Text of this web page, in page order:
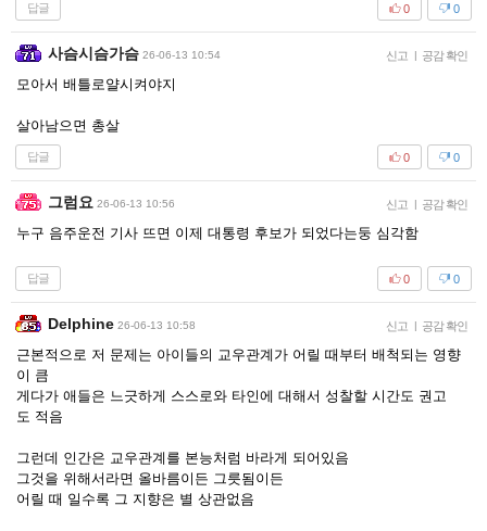
답글 0
0
사슴시슴가슴 26-06-13 10:54 신고 | 공감 확인
모아서 배틀로얄시켜야지
살아남으면 총살
답글 0
0
그럼요 26-06-13 10:56 신고 | 공감 확인
누구 음주운전 기사 뜨면 이제 대통령 후보가 되었다는둥 심각함
답글 0
0
Delphine 26-06-13 10:58 신고 | 공감 확인
근본적으로 저 문제는 아이들의 교우관계가 어릴 때부터 배척되는 영향
이 큼
게다가 애들은 느긋하게 스스로와 타인에 대해서 성찰할 시간도 권고
도 적음
그런데 인간은 교우관계를 본능처럼 바라게 되어있음
그것을 위해서라면 올바름이든 그릇됨이든
어릴 때 일수록 그 지향은 별 상관없음